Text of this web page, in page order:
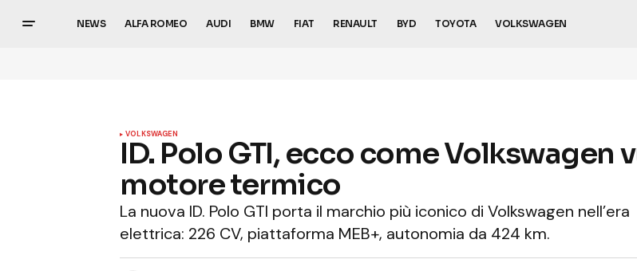
NEWS ALFA ROMEO AUDI BMW FIAT RENAULT BYD TOYOTA VOLKSWAGEN
VOLKSWAGEN
ID. Polo GTI, ecco come Volkswagen
motore termico
La nuova ID. Polo GTI porta il marchio più iconico di Volkswagen nell’era
elettrica: 226 CV, piattaforma MEB+, autonomia da 424 km.